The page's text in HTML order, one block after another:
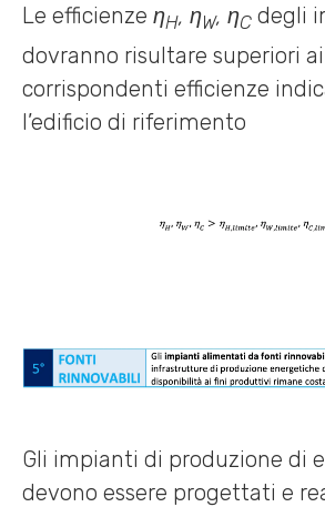
Le efficienze ηH, ηW, ηC degli
dovranno risultare superiori
corrispondenti efficienze
l’edificio di riferimento
Gli impianti di produzione di
devono essere progettati e